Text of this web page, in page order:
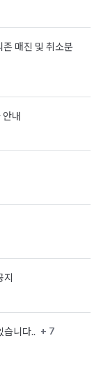
매진 및 취소분
안내
지
습니다.. + 7